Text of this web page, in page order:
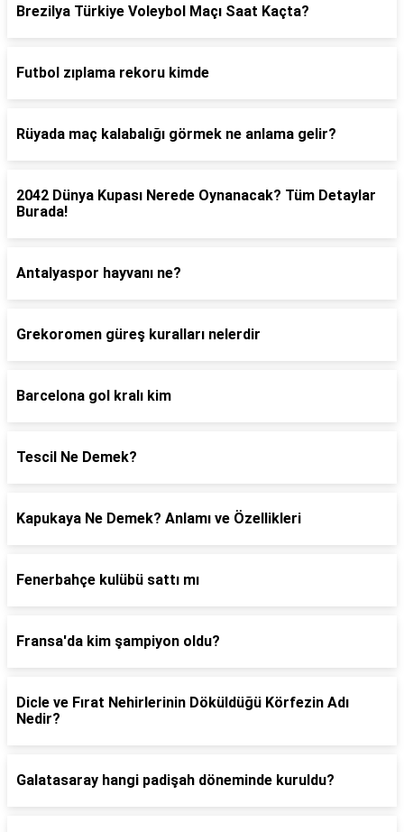
Brezilya Türkiye Voleybol Maçı Saat Kaçta?
Futbol zıplama rekoru kimde
Rüyada maç kalabalığı görmek ne anlama gelir?
2042 Dünya Kupası Nerede Oynanacak? Tüm Detaylar
Burada!
Antalyaspor hayvanı ne?
Grekoromen güreş kuralları nelerdir
Barcelona gol kralı kim
Tescil Ne Demek?
Kapukaya Ne Demek? Anlamı ve Özellikleri
Fenerbahçe kulübü sattı mı
Fransa'da kim şampiyon oldu?
Dicle ve Fırat Nehirlerinin Döküldüğü Körfezin Adı
Nedir?
Galatasaray hangi padişah döneminde kuruldu?